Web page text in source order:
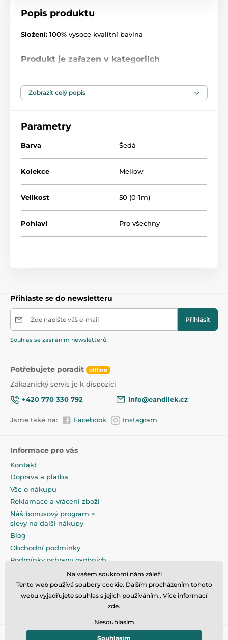
Popis produktu
Složení: 100% vysoce kvalitní bavlna
Produkt je zařazen v kategoriích
Zobrazit celý popis
Parametry
Barva Šedá
Kolekce Mellow
Velikost 50 (0-1m)
Pohlaví Pro všechny
Přihlaste se do newsletteru
Zde napište váš e-mail Přihlásit
Souhlas se zasíláním newsletterů
Potřebujete poradit offline
Zákaznický servis je k dispozici
+420 770 330 792
info@eandilek.cz
Jsme také na: Facebook Instagram
Informace pro vás
Kontakt
Doprava a platba
Vše o nákupu
Reklamace a vrácení zboží
Náš bonusový program =
slevy na další nákupy
Blog
Obchodní podmínky
Podmínky ochrany osobních
Na pečlivé zabalení klademe
maximální důraz
Na vašem soukromí nám záleží
Tento web používá soubory cookie. Dalším procházením tohoto
webu vyjadřujete souhlas s jejich používáním.. Více informací
zde.
Nesouhlasím
Souhlasím